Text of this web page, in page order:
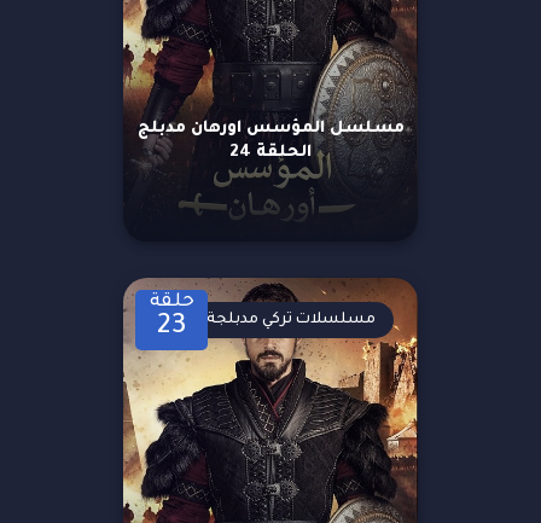
مسلسل المؤسس اورهان مدبلج
الحلقة 24
حلقة
23 مسلسلات تركي مدبلجة